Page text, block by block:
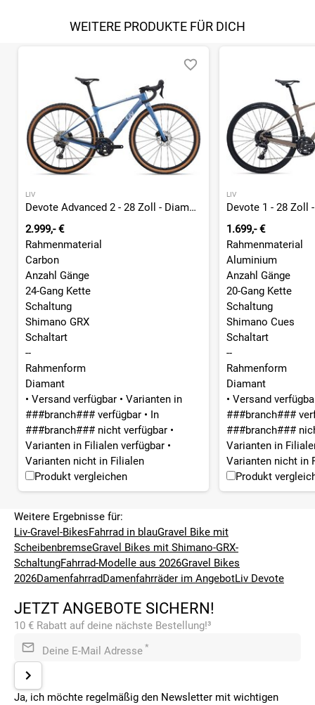
WEITERE PRODUKTE FÜR DICH
LIV
Devote Advanced 2 - 28 Zoll - Diamant - 2026
2.999,- €
Rahmenmaterial
Carbon
Anzahl Gänge
24-Gang Kette
Schaltung
Shimano GRX
Schaltart
--
Rahmenform
Diamant
• Versand verfügbar • Varianten in
###branch### verfügbar • In
###branch### nicht verfügbar •
Varianten in Filialen verfügbar •
Varianten nicht in Filialen
Produkt vergleichen
LIV
Devote 1 - 28 Zoll
1.699,- €
Rahmenmaterial
Aluminium
Anzahl Gänge
20-Gang Kette
Schaltung
Shimano Cues
Schaltart
--
Rahmenform
Diamant
• Versand
###branch###
###branch###
Varianten in
Varianten nicht in
Produkt
Weitere Ergebnisse für:
Liv-Gravel-BikesFahrrad in blauGravel Bike mit
ScheibenbremseGravel Bikes mit Shimano-GRX-
SchaltungFahrrad-Modelle aus 2026Gravel Bikes
2026DamenfahrradDamenfahrräder im AngebotLiv Devote
JETZT ANGEBOTE SICHERN!
10 € Rabatt auf deine nächste Bestellung!³
Deine E-Mail Adresse *
Ja, ich möchte regelmäßig den Newsletter mit wichtigen